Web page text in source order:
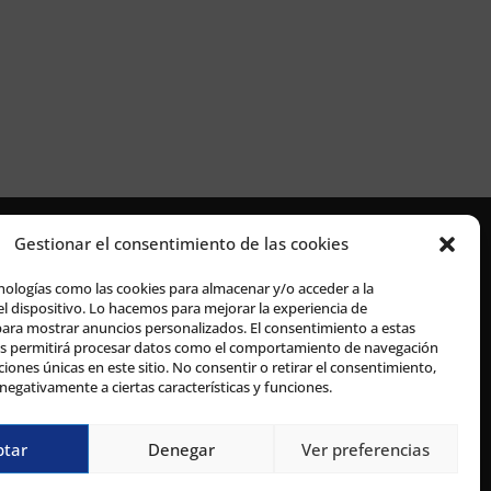
Gestionar el consentimiento de las cookies
como las cookies para almacenar y/o acceder a la
dispositivo. Lo hacemos para mejorar la experiencia de
mostrar anuncios personalizados. El consentimiento a estas
permitirá procesar datos como el comportamiento de navegación
únicas en este sitio. No consentir o retirar el consentimiento,
a ciertas características y funciones.
Denegar Ver preferencias